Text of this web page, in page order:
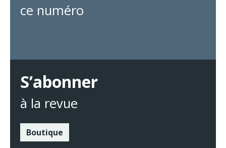
ce numéro
S’abonner
à la revue
Boutique